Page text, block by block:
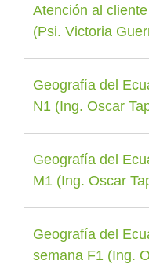
Atención al
(Psi. Victoria
Geografía del
N1 (Ing. Oscar
Geografía del
M1 (Ing. Oscar
Geografía del
semana F1 (Ing.